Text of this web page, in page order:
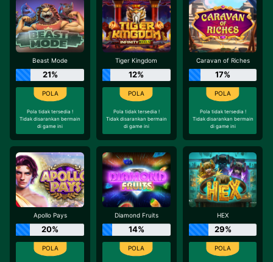
Beast Mode
21%
Pola tidak tersedia !
Tidak disarankan bermain
di game ini
Tiger Kingdom
12%
Pola tidak tersedia !
Tidak disarankan bermain
di game ini
Caravan of Riches
17%
Pola tidak tersedia !
Tidak disarankan bermain
di game ini
Apollo Pays
20%
Diamond Fruits
14%
HEX
29%